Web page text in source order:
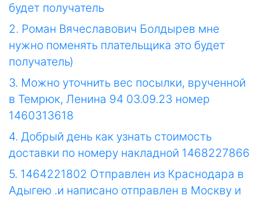
будет получатель
2. Роман Вячеславович Болдырев мне
нужно поменять плательщика это будет
получатель)
3. Можно уточнить вес посылки, врученной
в Темрюк, Ленина 94 03.09.23 номер
1460313618
4. Добрый день как узнать стоимость
доставки по номеру накладной 1468227866
5. 1464221802 Отправлен из Краснодара в
Адыгею .и написано отправлен в Москву и